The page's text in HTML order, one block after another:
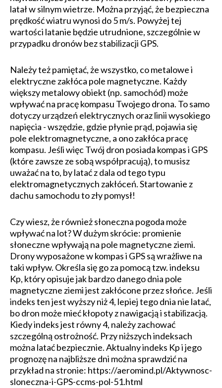
latał w silnym wietrze. Można przyjąć, że bezpieczna
prędkość wiatru wynosi do 5 m/s. Powyżej tej
wartości latanie będzie utrudnione, szczególnie w
przypadku dronów bez stabilizacji GPS.
Należy też pamiętać, że wszystko, co metalowe i
elektryczne zakłóca pole magnetyczne. Każdy
większy metalowy obiekt (np. samochód) może
wpływać na pracę kompasu Twojego drona. To samo
dotyczy urządzeń elektrycznych oraz linii wysokiego
napięcia - wszędzie, gdzie płynie prąd, pojawia się
pole elektromagnetyczne, a ono zakłóca pracę
kompasu. Jeśli więc Twój dron posiada kompas i GPS
(które zawsze ze sobą współpracują), to musisz
uważać na to, by latać z dala od tego typu
elektromagnetycznych zakłóceń. Startowanie z
dachu samochodu to zły pomysł!
Czy wiesz, że również słoneczna pogoda może
wpływać na lot? W dużym skrócie: promienie
słoneczne wpływają na pole magnetyczne ziemi.
Drony wyposażone w kompas i GPS są wrażliwe na
taki wpływ. Określa się go za pomocą tzw. indeksu
Kp, który opisuje jak bardzo danego dnia pole
magnetyczne ziemi jest zakłócone przez słońce. Jeśli
indeks ten jest wyższy niż 4, lepiej tego dnia nie latać,
bo dron może mieć kłopoty z nawigacją i stabilizacją.
Kiedy indeks jest równy 4, należy zachować
szczególną ostrożność. Przy niższych indeksach
można latać bezpiecznie. Aktualny indeks Kp i jego
prognozę na najbliższe dni można sprawdzić na
przykład na stronie: https://aeromind.pl/Aktywnosc-
sloneczna-i-GPS-ccms-pol-51.html